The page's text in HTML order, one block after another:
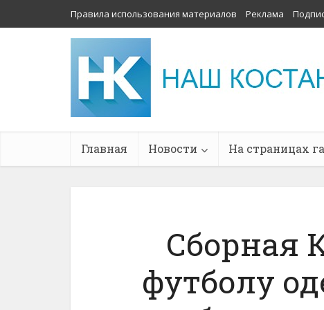
Правила использования материалов Реклама
Главная Новости На страницах
Сборная
футболу